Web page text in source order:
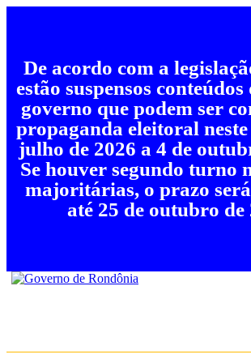
De acordo com a
estão suspensos conteúdos
governo que podem ser
propaganda eleitoral neste
julho de 2026 a 4 de
Se houver segundo turno
majoritárias, o prazo
até 25 de outubro de